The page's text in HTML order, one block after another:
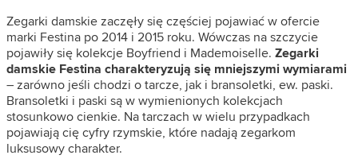
Zegarki damskie zaczęły się częściej pojawiać w ofercie
marki Festina po 2014 i 2015 roku. Wówczas na szczycie
pojawiły się kolekcje Boyfriend i Mademoiselle. Zegarki
damskie Festina charakteryzują się mniejszymi wymiarami
– zarówno jeśli chodzi o tarcze, jak i bransoletki, ew. paski.
Bransoletki i paski są w wymienionych kolekcjach
stosunkowo cienkie. Na tarczach w wielu przypadkach
pojawiają cię cyfry rzymskie, które nadają zegarkom
luksusowy charakter.